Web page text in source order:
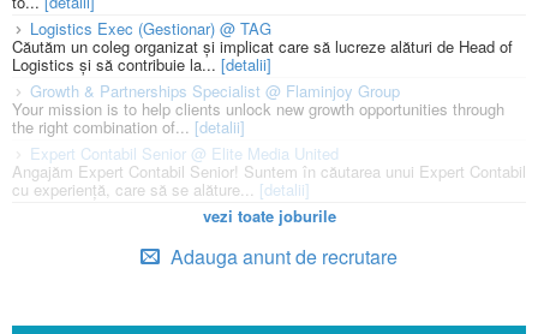
Logistics Exec (Gestionar) @ TAG
Căutăm un coleg organizat și implicat care să lucreze alături de Head of
Logistics și să contribuie la... [detalii]
Growth & Partnerships Specialist @ Flaminjoy Group
Your mission is to help clients unlock new growth opportunities through
the right combination of... [detalii]
Expert Contabil Senior @ Elite Media United
Angajăm Expert Contabil Senior! Suntem în căutarea unui Expert Contabil
cu experiență, care să se alăture... [detalii]
vezi toate joburile
Adauga anunt de recrutare